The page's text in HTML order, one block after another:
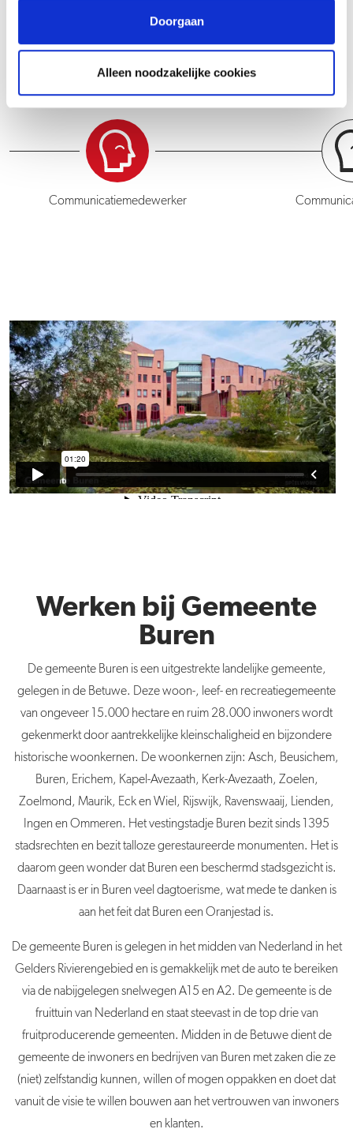
Doorgaan
Alleen noodzakelijke cookies
inzetten als je je wilt ontwikkelen buiten je vakgebied.
Communicatiemedewerker
Werken bij Gemeente
Buren
Degemeente Buren is een uitgestrekte landelijkegemeente,
gelegen in de Betuwe. Deze woon-, leef- en recreatiegemeente
van ongeveer 15.000 hectare en ruim 28.000 inwoners wordt
gekenmerkt door aantrekkelijke kleinschaligheid en bijzondere
historische woonkernen. De woonkernen zijn: Asch, Beusichem,
Buren, Erichem, Kapel-Avezaath, Kerk-Avezaath, Zoelen,
Zoelmond, Maurik, Eck en Wiel, Rijswijk, Ravenswaaij, Lienden,
Ingen en Ommeren. Het vestingstadje Buren bezit sinds 1395
stadsrechten en bezit talloze gerestaureerde monumenten. Het is
daarom geen wonder dat Buren een beschermd stadsgezicht is.
Daarnaast is er in Buren veel dagtoerisme, wat mede te danken is
aan het feit dat Buren een Oranjestad is.
Degemeente Buren is gelegen in het midden van Nederland in het
Gelders Rivierengebied en is gemakkelijk met de auto te bereiken
via de nabijgelegen snelwegen A15 en A2. De gemeenteis de
fruittuin van Nederland en staat steevast in de top drie van
fruitproducerende gemeenten. Midden in de Betuwe dient de
gemeente de inwoners en bedrijven van Buren met zaken die ze
(niet) zelfstandig kunnen, willen of mogen oppakken en doet dat
vanuit de visie te willen bouwen aan het vertrouwen van inwoners
en klanten.